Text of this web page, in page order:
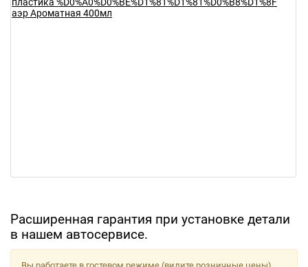
Расширенная гарантия при установке детали
в нашем автосервисе.